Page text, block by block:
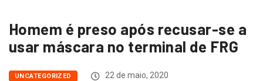
Homem é preso após recusar-se a
usar máscara no terminal de FRG
UNCATEGORIZED
22 de maio, 2020